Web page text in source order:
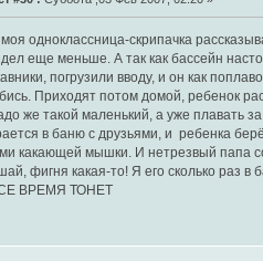
одноклассница-скрипачка
еще меньше. А так как бассейн
погрузили вводу, и он как
Приходят потом домой, ребенок
же такой маленький, а уже плавать
в баню с друзьями, и ребенка
какающей мышки. И нетрезвый папа
фигня какая-то! Я его сколько раз в
ВРЕМЯ ТОНЕТ